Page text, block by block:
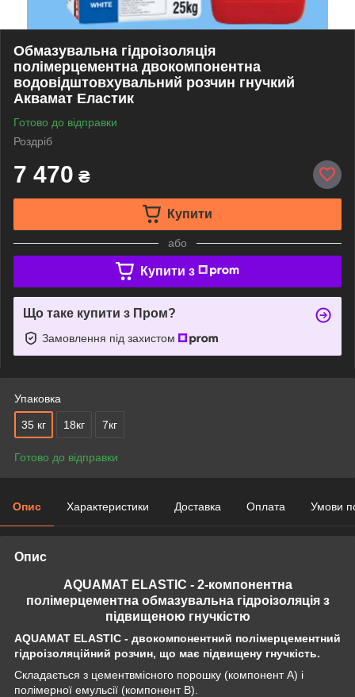
Обмазувальна гідроізоляція
полімерцементна двокомпонентна
водовідштовхувальний розчин гнучкий
Аквамат Еластик
Готово до відправки
Роздріб
7 470 ₴
Купити
або
Купити з
Що таке купити з Пром?
Замовлення під захистом
Упаковка
35 кг 18кг 7кг
Готово до відправки
Опис Характеристики Доставка Оплата Умови
Опис
AQUAMAT ELASTIC - 2-компонентна
полімерцементна обмазувальна гідроізоляція з
підвищеною гнучкістю
AQUAMAT ELASTIC - двокомпонентний полімерцементний
гідроізоляційний розчин, що має підвищену гнучкість.
Складається з цементвмісного порошку (компонент A) і
полімерної емульсії (компонент B).